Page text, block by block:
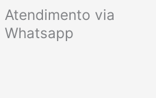
Atendimento via
Whatsapp